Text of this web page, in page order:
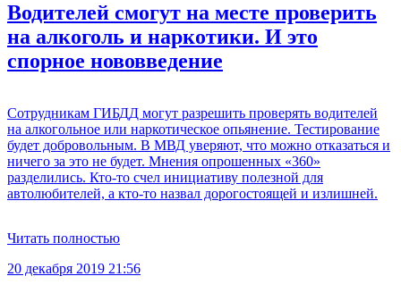
Водителей смогут на месте проверить
на алкоголь и наркотики. И это
спорное нововведение
Сотрудникам ГИБДД могут разрешить проверять водителей
на алкогольное или наркотическое опьянение. Тестирование
будет добровольным. В МВД уверяют, что можно отказаться и
ничего за это не будет. Мнения опрошенных «360»
разделились. Кто-то счел инициативу полезной для
автолюбителей, а кто-то назвал дорогостоящей и излишней.
Читать полностью
20 декабря 2019 21:56